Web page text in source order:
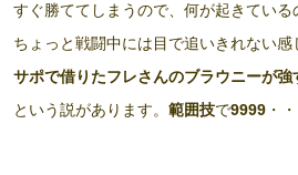
すぐ勝ててしまうので、何が起きている
ちょっと戦闘中には目で追いきれない感
サポで借りたフレさんのブラウニーが強
という説があります。 範囲技で9999 ・